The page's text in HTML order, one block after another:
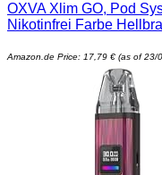
OXVA Xlim GO, Pod
Nikotinfrei Farbe
Amazon.de Price: 17,79 € (as of 23/